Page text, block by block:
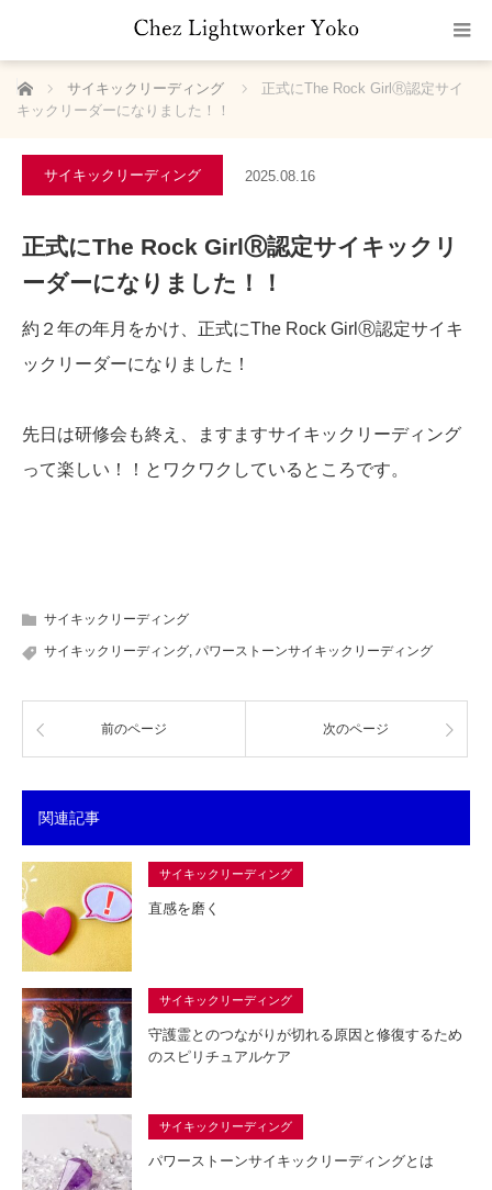
ホーム サイキックリーディング
正式にThe Rock GirlⓇ認定サイ
キックリーダーになりました！！
サイキックリーディング 2025.08.16
正式にThe Rock GirlⓇ認定サイキックリ
ーダーになりました！！
約２年の年月をかけ、正式にThe Rock GirlⓇ認定サイキ
ックリーダーになりました！
先日は研修会も終え、ますますサイキックリーディング
って楽しい！！とワクワクしているところです。
サイキックリーディング
サイキックリーディング, パワーストーンサイキックリーディング
前のページ 次のページ
関連記事
サイキックリーディング
直感を磨く
サイキックリーディング
守護霊とのつながりが切れる原因と修復するため
のスピリチュアルケア
サイキックリーディング
パワーストーンサイキックリーディングとは